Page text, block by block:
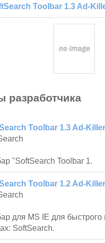
Toolbar 1.3 Ad-
разработчика
Toolbar 1.3 Ad-
"SoftSearch Toolbar 1.
Toolbar 1.2 Ad-
для MS IE для
SoftSearch.